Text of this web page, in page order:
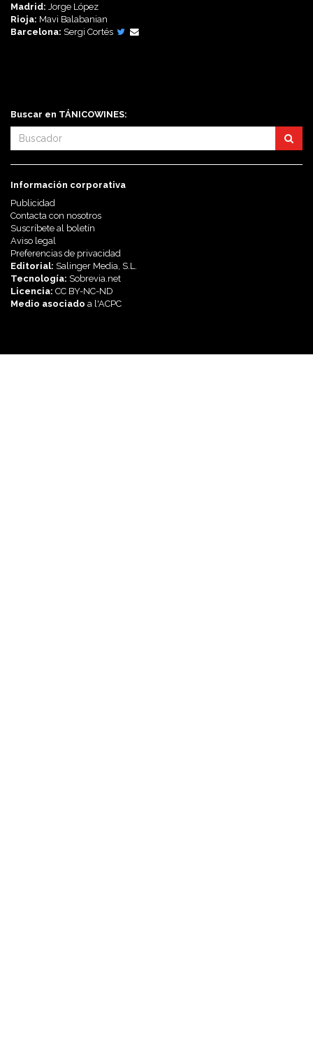
Madrid: Jorge López
Rioja: Mavi Balabanian
Barcelona: Sergi Cortés
Buscar en TÁNICOWINES:
Información corporativa
Publicidad
Contacta con nosotros
Suscríbete al boletín
Aviso legal
Preferencias de privacidad
Editorial: Salinger Media, S.L.
Tecnología: Sobrevia.net
Licencia: CC BY-NC-ND
Medio asociado a l'ACPC